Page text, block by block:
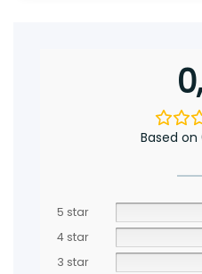
Based on
5 star
4 star
3 star